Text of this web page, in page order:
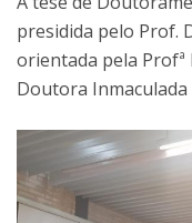
presidida pelo Prof.
orientada pela
Doutora